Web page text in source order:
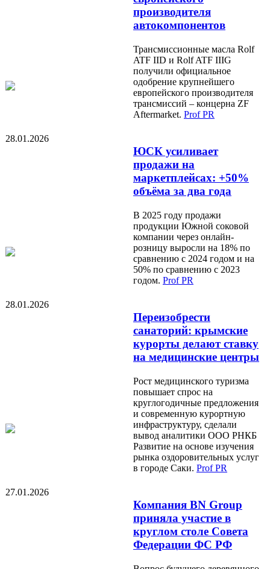
производителя
автокомпонентов
Трансмиссионные масла Rolf
ATF IID и Rolf ATF IIIG
получили официальное
одобрение крупнейшего
европейского производителя
трансмиссий – концерна ZF
Aftermarket. Prof PR
28.01.2026
ЮСК усиливает
продажи на
маркетплейсах: +50%
объёма за два года
В 2025 году продажи
продукции Южной соковой
компании через онлайн-
розницу выросли на 18% по
сравнению с 2024 годом и на
50% по сравнению с 2023
годом. Prof PR
28.01.2026
Переизобрести
санаторий: крымские
курорты делают ставку
на медицинские центры
Рост медицинского туризма
повышает спрос на
круглогодичные предложения
и современную курортную
инфраструктуру, сделали
вывод аналитики ООО РНКБ
Развитие на основе изучения
рынка оздоровительных услуг
в городе Саки. Prof PR
27.01.2026
Компания BN Group
приняла участие в
круглом столе Совета
Федерации ФС РФ